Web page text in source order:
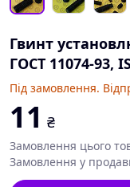
Гвинт
ГОСТ 11074-93,
Під замовлення.
11 ₴
Замовлення цього
Замовлення у